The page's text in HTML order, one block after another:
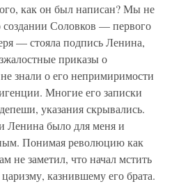
как он был написан? Мы не
создании Соловков — первого
— стояла подпись Ленина,
приказы о
знали о его непримиримости
Многие его записки
указания скрывались.
Ленина было для меня и
Понимая революцию как
не заметил, что начал мстить
казнившему его брата.